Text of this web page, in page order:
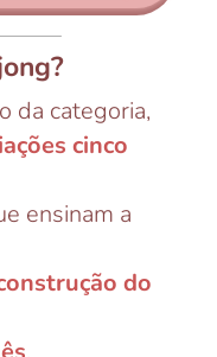
da categoria,
cinco
ensinam a
do